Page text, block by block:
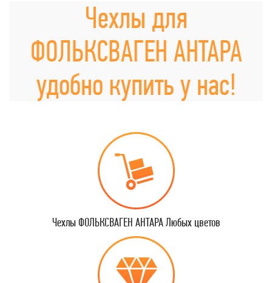
Чехлы для
ФОЛЬКСВАГЕН АНТАРА
удобно купить у нас!
Чехлы ФОЛЬКСВАГЕН АНТАРА Любых цветов